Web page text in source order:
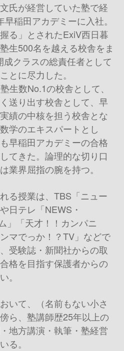
氏が経営していた塾で経
稲田アカデミーに入社。
る」とされたExiV西日暮
生500名を越える校舎をま
クラスの総責任者として
とに尽力した。
生数No.1の校舎として、
送り出す校舎として、早
績の中核を担う校舎とな
学のエキスパートとし
早稲田アカデミーの合格
てきた。論理的な切り口
業界屈指の腕を持つ。
る授業は、TBS「ニュー
日テレ「NEWS・
」「天才！！カンパニ
マでっか！？TV」などで
受験誌・新聞社からの取
格を目指す保護者からの
。
いて、（名前もない小さ
ら、塾講師歴25年以上の
地方講演・執筆・塾経営
る。